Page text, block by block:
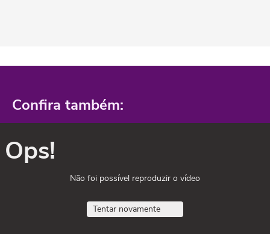
Confira também:
Ops!
Não foi possível reproduzir o vídeo
Tentar novamente